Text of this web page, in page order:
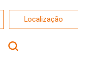
Localização